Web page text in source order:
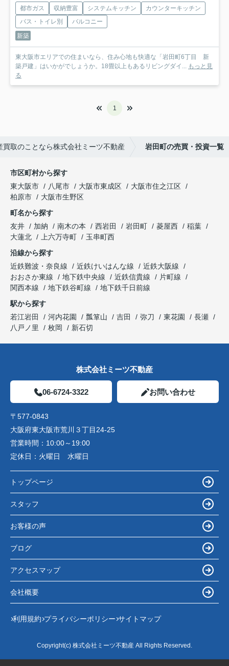
都市ガス 収納豊富 システムキッチン
カウンターキッチン
バス・トイレ別
バルコニー
新築
東大阪市エリアでの住まいなら、住み心地も快適な「岩田町6丁目 新
築戸建」はいかがでしょうか。18畳以上もあるリビングダイ... もっと見
る
1
買取のことなら株式会社ミーツ不動産 岩田町の売買・投資一覧
市区町村から探す
東大阪市
八尾市 大阪市東成区
大阪市住之江区
柏原市
大阪市生野区
町名から探す
友井
加納 南木の本 西岩田 岩田町 菱屋西
稲葉
大蓮北
上六万寺町
玉串町西
沿線から探す
近鉄難波・奈良線
近鉄けいはんな線
近鉄大阪線
おおさか東線
地下鉄中央線 近鉄信貴線
片町線
関西本線
地下鉄谷町線
地下鉄千日前線
駅から探す
若江岩田
河内花園 瓢箪山 吉田 弥刀 東花園
長瀬
八戸ノ里
枚岡 新石切
株式会社ミーツ不動産
06-6724-3322 お問い合わせ
〒577-0843
大阪府東大阪市荒川３丁目24-25
営業時間： 10:00～19:00
定休日： 火曜日 水曜日
トップページ
スタッフ
お客様の声
ブログ
アクセスマップ
会社概要
利用規約 プライバシーポリシー サイトマップ
Copyright(c) 株式会社ミーツ不動産 All Rights Reserved.